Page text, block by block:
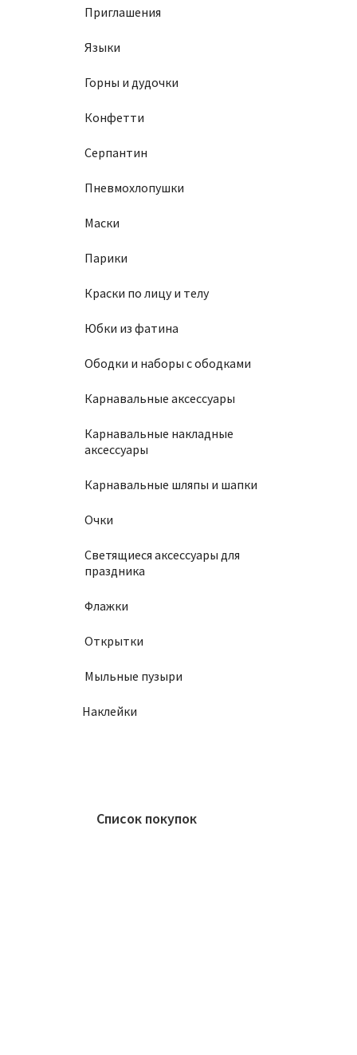
Приглашения
Языки
Горны и дудочки
Конфетти
Серпантин
Пневмохлопушки
Маски
Парики
Краски по лицу и телу
Юбки из фатина
Ободки и наборы с ободками
Карнавальные аксессуары
Карнавальные накладные
аксессуары
Карнавальные шляпы и шапки
Очки
Светящиеся аксессуары для
праздника
Флажки
Открытки
Мыльные пузыри
Наклейки
Список покупок